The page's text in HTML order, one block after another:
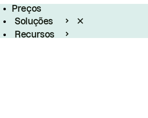
Preços
Soluções
Recursos